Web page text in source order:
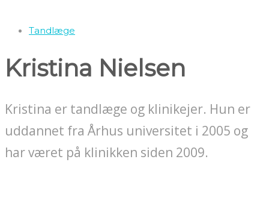
Tandlæge
Kristina Nielsen
Kristina er tandlæge og klinikejer. Hun er
uddannet fra Århus universitet i 2005 og
har været på klinikken siden 2009.